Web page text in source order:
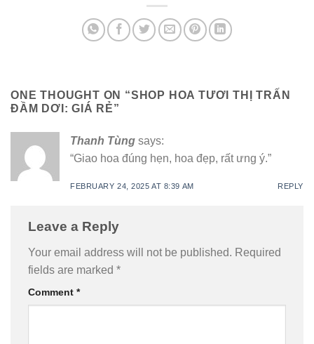
ONE THOUGHT ON “SHOP HOA TƯƠI THỊ TRẤN
ĐẦM DƠI: GIÁ RẺ”
Thanh Tùng says:
“Giao hoa đúng hẹn, hoa đẹp, rất ưng ý.”
FEBRUARY 24, 2025 AT 8:39 AM REPLY
Leave a Reply
Your email address will not be published. Required
fields are marked *
Comment *